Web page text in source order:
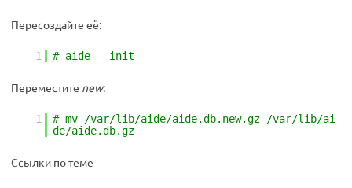
Пересоздайте её:
1 # aide --init
Переместите new:
1
# mv /var/lib/aide/aide.db.new.gz /var/lib/ai
de/aide.db.gz
Ссылки по теме